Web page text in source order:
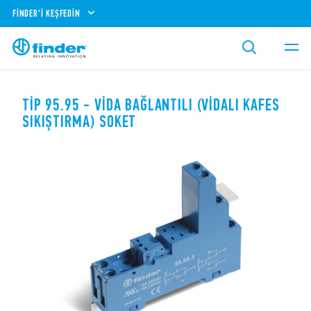
FINDER'I KEŞFEDIN
TIP 95.95 - VIDA BAĞLANTILI (VIDALI KAFES
SIKIŞTIRMA) SOKET